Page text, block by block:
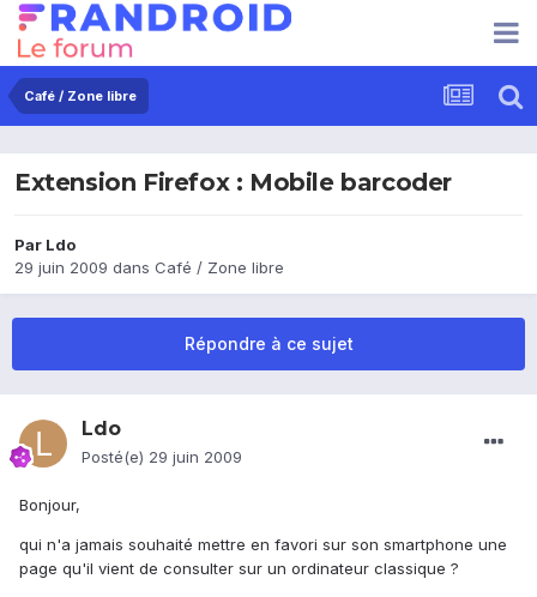
Café / Zone libre
Extension Firefox : Mobile barcoder
Par Ldo
29 juin 2009 dans Café / Zone libre
Répondre à ce sujet
Ldo
Posté(e) 29 juin 2009
Bonjour,
qui n'a jamais souhaité mettre en favori sur son smartphone une
page qu'il vient de consulter sur un ordinateur classique ?